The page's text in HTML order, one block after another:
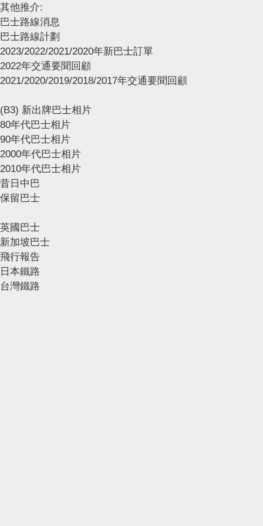
其他推介:
巴士路線消息
巴士路線計劃
2023/2022/2021/2020年新巴士訂單
2022年交通要聞回顧
2021/2020/2019/2018/2017年交通要聞回顧
(B3) 新出牌巴士相片
80年代巴士相片
90年代巴士相片
2000年代巴士相片
2010年代巴士相片
昔日中巴
保留巴士
英國巴士
新加坡巴士
飛行報告
日本鐵路
台灣鐵路